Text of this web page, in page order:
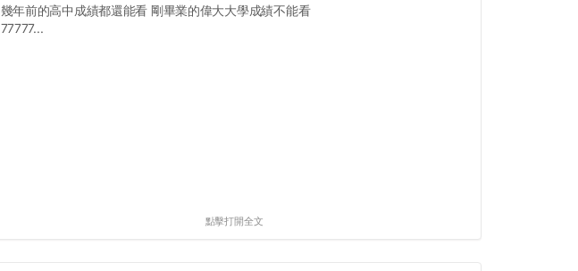
幾年前的高中成績都還能看 剛畢業的偉大大學成績不能看
77777...
點擊打開全文